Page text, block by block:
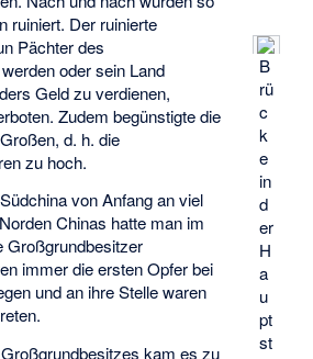
B
rü
c
k
e
in
d
er
H
a
u
pt
st
ruiniert. Der ruinierte
Pächter des
oder sein Land
Geld zu verdienen,
Zudem begünstigte die
d. h. die
zu hoch.
von Anfang an viel
Chinas hatte man im
Großgrundbesitzer
immer die ersten Opfer bei
und an ihre Stelle waren
kam es zu